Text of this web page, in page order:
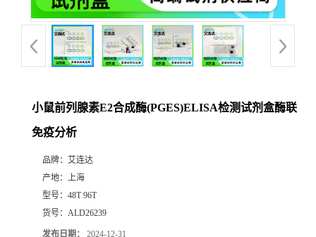
小鼠前列腺素E2合成酶(PGES)ELISA检测试剂盒酶联
免疫分析
品牌： 艾连达
产地： 上海
型号： 48T 96T
货号： ALD26239
发布日期： 2024-12-31